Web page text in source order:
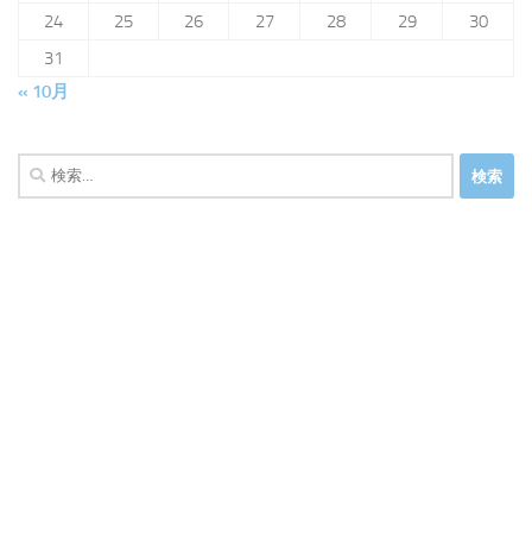
24
25 26 27 28 29
30
31
« 10月
検
索: